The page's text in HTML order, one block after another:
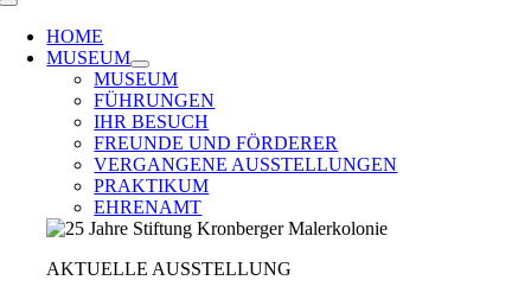
Toggle
Navigation
HOME
MUSEUM
MUSEUM
FÜHRUNGEN
IHR BESUCH
FREUNDE UND FÖRDERER
VERGANGENE AUSSTELLUNGEN
PRAKTIKUM
EHRENAMT
AKTUELLE AUSSTELLUNG